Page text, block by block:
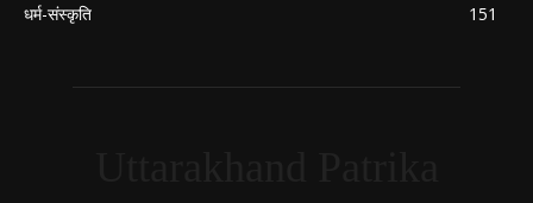
धर्म-संस्कृति
151